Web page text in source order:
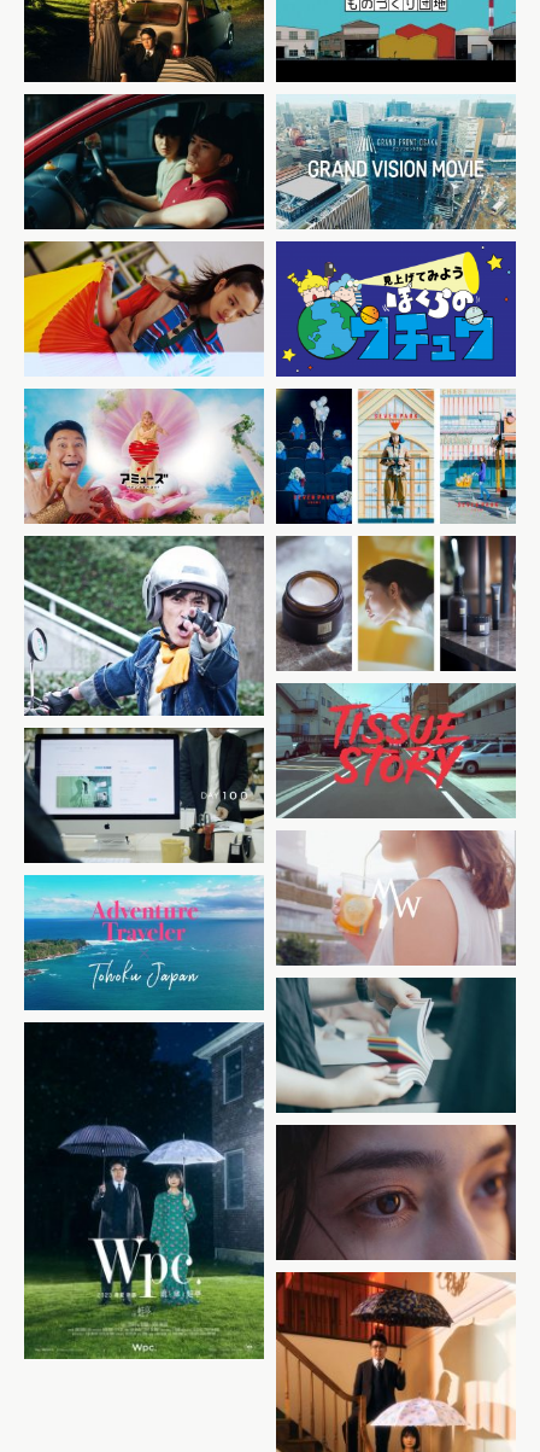
Wpc.2023SS 雨と傘と蛙亭 江東区ものづくり団地
SHORT FILM 「ザイマン
ストーリー」
グランフロント大阪
GRAND VISION MOVIE
docomo Quadratic
Playground Teaser
キッズステーション 「見上げ
てみよう、ぼくらのウチュ
ウ」
アミューズ 「元気なミュー
ズ」
セブンパーク天美
スマート乗換戦士 仮面ジョル
ダン
N organic vie
FANZA TISSUE STORY
MotionGalleryにできるこ
と
MARINE WALK
YOKOHAMA
Finding Tohoku
Adventure Traveler ×
Beijing Xiaofengzi
UNIEL SHOW REEL
Wpc.2023SS 雨と傘と蛙亭
GF_01
Wpc.2023SS 雨と傘と蛙亭